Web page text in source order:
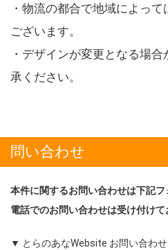
・物流の都合で地域によっ
ございます。
・デザインが変更となる場
承ください。
問い合わせ
本件に関するお問い合わせは下記フ
電話でのお問い合わせは受け付けて
▼ とらのあなWebsite お問い合わ